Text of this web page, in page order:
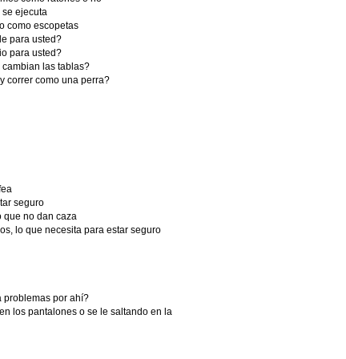
ejecuta
como escopetas
para usted?
para usted?
las tablas?
correr como una perra?
seguro
que no dan caza
lo que necesita para estar seguro
problemas por ahí?
los pantalones o se le saltando en la